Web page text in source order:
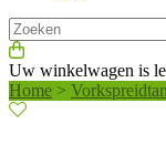
Uw winkelwagen is
Home >